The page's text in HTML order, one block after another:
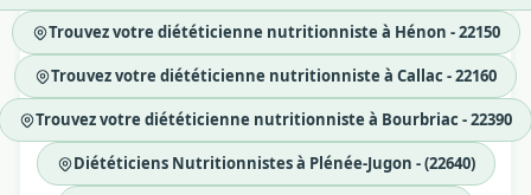
Trouvez votre diététicienne nutritionniste à Hénon - 22150
Trouvez votre diététicienne nutritionniste à Callac - 22160
Trouvez votre diététicienne nutritionniste à Bourbriac - 22390
Diététiciens Nutritionnistes à Plénée-Jugon - (22640)